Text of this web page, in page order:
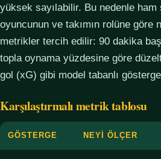
yüksek sayılabilir. Bu nedenle ham
oyuncunun ve takımın rolüne göre
metrikler tercih edilir: 90 dakika
topla oynama yüzdesine göre
gol (xG) gibi model tabanlı
Karşılaştırmalı metrik tablosu
GÖSTERGE NEYI ÖLÇER